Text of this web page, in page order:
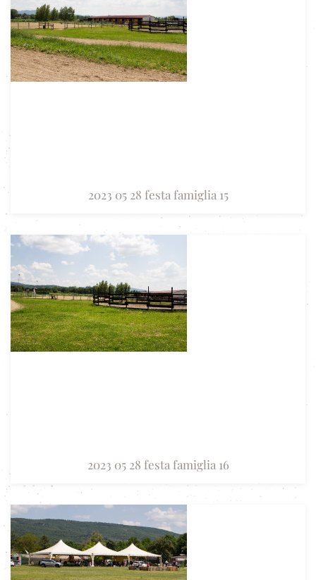
2023 05 28 festa famiglia 15
2023 05 28 festa famiglia 16